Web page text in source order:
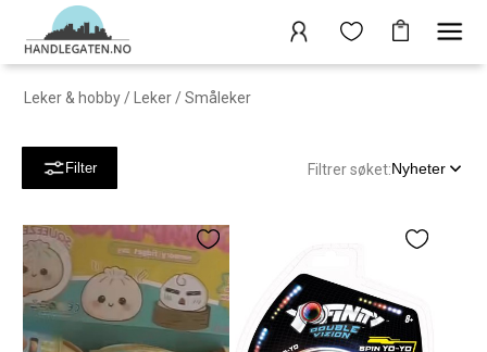
Leker & hobby / Leker /Småleker
Filter Filtrer søket:Nyheter